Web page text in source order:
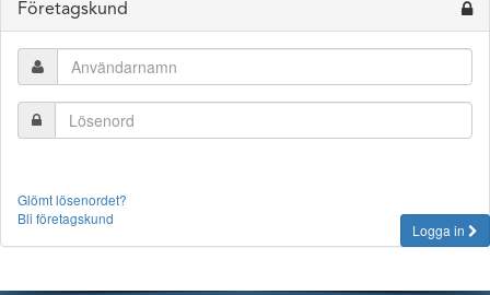
Företagskund
Glömt lösenordet?
Bli företagskund
Logga in